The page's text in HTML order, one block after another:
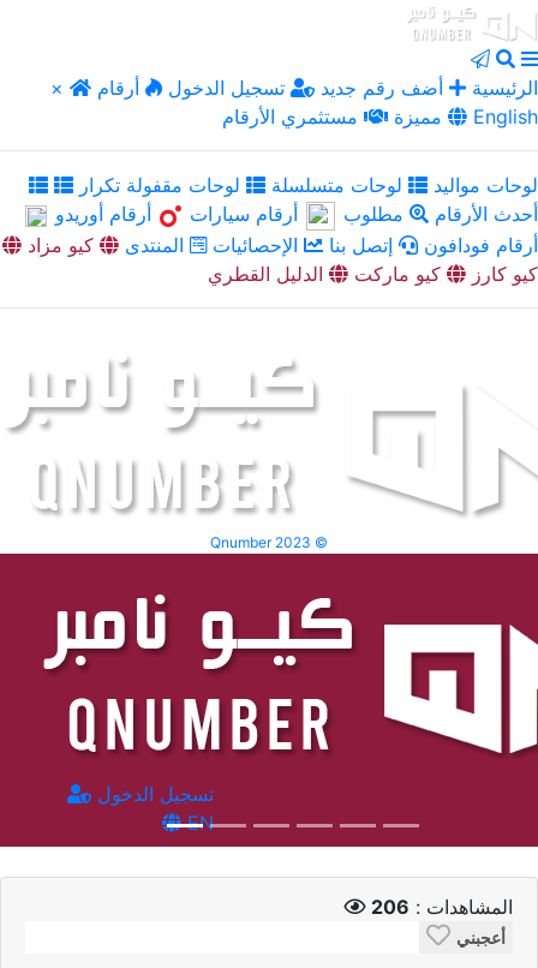
× الرئيسية أضف رقم جديد تسجيل الدخول
أرقام
مميزة
مستثمري الأرقام English
لوحات مواليد لوحات متسلسلة
لوحات مقفولة تكرار
أحدث الأرقام
مطلوب أرقام سيارات
أرقام أوريدو
أرقام فودافون
إتصل بنا الإحصائيات المنتدى
كيو مزاد
كيو كارز
كيو ماركت الدليل القطري
Qnumber 2023 ©
تسجيل الدخول
EN
المشاهدات : 206
أعجبني